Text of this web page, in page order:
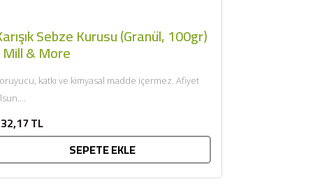
Sebze Kurusu (Granül, 100gr)
& More
katkı ve kimyasal madde içermez. Afiyet
TL
SEPETE EKLE